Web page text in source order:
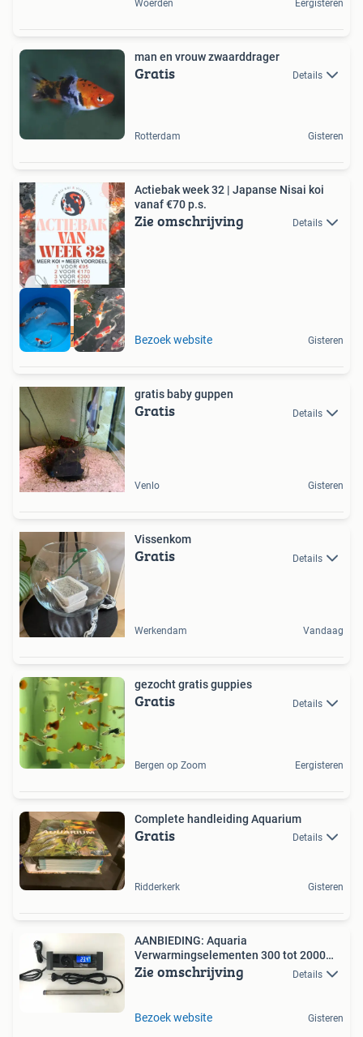
Woerden Eergisteren
man en vrouw zwaarddrager
Gratis Details
Rotterdam Gisteren
Vanaf 70 euro
Actiebak week 32 | Japanse Nisai koi
vanaf €70 p.s.
Zie omschrijving Details
Bezoek website Gisteren
gratis baby guppen
Gratis Details
Venlo Gisteren
Vissenkom
Gratis Details
Werkendam Vandaag
gezocht gratis guppies
Gratis Details
Bergen op Zoom Eergisteren
Complete handleiding Aquarium
Gratis Details
Ridderkerk Gisteren
AANBIEDING: Aquaria
Verwarmingselementen 300 tot 2000
watt
Zie omschrijving Details
Bezoek website Gisteren